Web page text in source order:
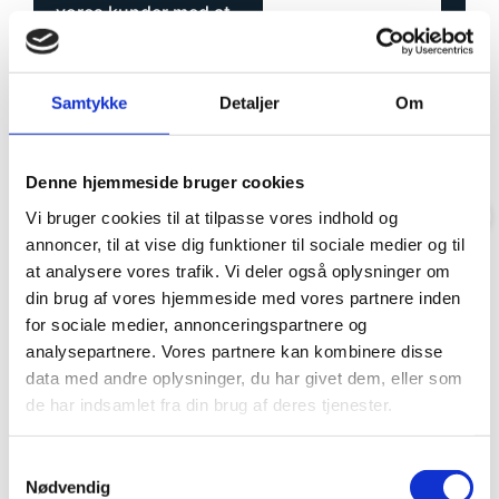
Samtykke Detaljer Om
Denne hjemmeside bruger cookies
Vi bruger cookies til at tilpasse vores indhold og
annoncer, til at vise dig funktioner til sociale medier og til
at analysere vores trafik. Vi deler også oplysninger om
din brug af vores hjemmeside med vores partnere inden
for sociale medier, annonceringspartnere og
analysepartnere. Vores partnere kan kombinere disse
data med andre oplysninger, du har givet dem, eller som
de har indsamlet fra din brug af deres tjenester.
Nødvendig
vores kunder med at
skabe et sundere og
mere behageligt
indeklima.
Balling Ventilation for
en uforpligtende
samtale eller et tilbud
på et nyt
ventilationssystem –
vi står klar til at
hjælpe!
Knardrupvej 35b, 3660
Stenløse.
Industriholmen 82,
re
e
ø
n
k
r
d
e
t
t
i
b
u